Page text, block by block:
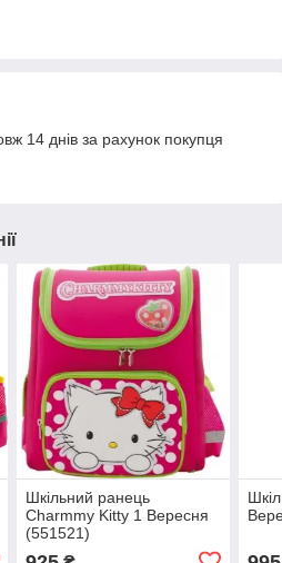
14 днів за рахунок покупця
Шкільний ранець
Charmmy Kitty 1 Вересня
(551521)